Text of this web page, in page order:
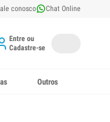
conosco Chat Online
Entre ou
Cadastre-se
Outros